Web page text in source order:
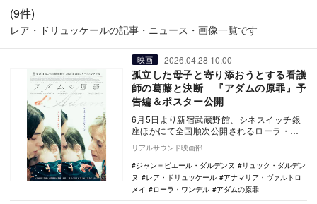
(9件)
レア・ドリュッケールの記事・ニュース・画像一覧です
映画 2026.04.28 10:00
孤立した母子と寄り添おうとする看護
師の葛藤と決断 『アダムの原罪』予
告編＆ポスター公開
6月5日より新宿武蔵野館、シネスイッチ銀
座ほかにて全国順次公開されるローラ・ワ
ンデル監督作『アダムの原罪』のポスター
ビジュアルと…
リアルサウンド映画部
ジャン＝ピエール・ダルデンヌ
リュック・ダルデン
ヌ
レア・ドリュッケール
アナマリア・ヴァルトロ
メイ
ローラ・ワンデル アダムの原罪